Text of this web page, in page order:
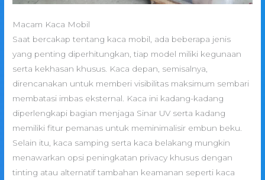
Macam Kaca Mobil
Saat bercakap tentang kaca mobil, ada beberapa jenis
yang penting diperhitungkan, tiap model miliki kegunaan
serta kekhasan khusus. Kaca depan, semisalnya,
direncanakan untuk memberi visibilitas maksimum sembari
membatasi imbas eksternal. Kaca ini kadang-kadang
diperlengkapi bagian menjaga Sinar UV serta kadang
memiliki fitur pemanas untuk meminimalisir embun beku.
Selain itu, kaca samping serta kaca belakang mungkin
menawarkan opsi peningkatan privacy khusus dengan
tinting atau alternatif tambahan keamanan seperti kaca